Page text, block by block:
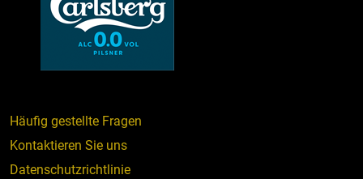
Häufig gestellte Fragen
Kontaktieren Sie uns
Datenschutzrichtlinie